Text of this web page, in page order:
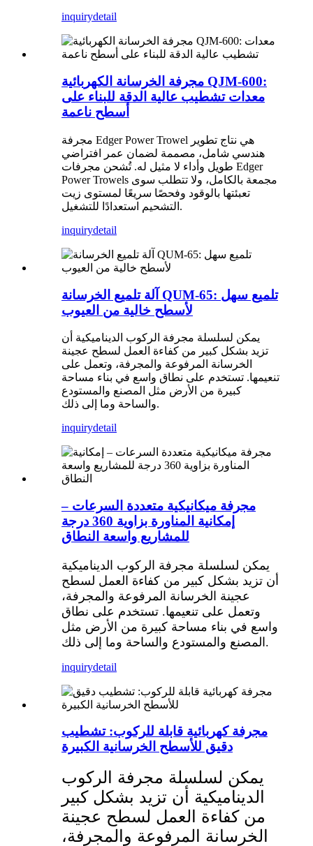
inquirydetail
مجرفة الخرسانة الكهربائية QJM-600:
معدات تشطيب عالية الدقة للبناء على
أسطح ناعمة
مجرفة Edger Power Trowel هي نتاج تطوير
هندسي شامل، مصممة لضمان عمر افتراضي
طويل وأداء لا مثيل له. تُشحن مجرفات Edger
Power Trowels مجمعة بالكامل، ولا تتطلب سوى
تعبئتها بالوقود وفحصًا سريعًا لمستوى زيت
التشحيم استعدادًا للتشغيل.
inquirydetail
آلة تلميع الخرسانة QUM-65: تلميع سهل
لأسطح خالية من العيوب
يمكن لسلسلة مجرفة الركوب الديناميكية أن
تزيد بشكل كبير من كفاءة العمل لسطح عجينة
الخرسانة المرفوعة والمجرفة، وتعمل على
تنعيمها. تستخدم على نطاق واسع في بناء مساحة
كبيرة من الأرض مثل المصنع والمستودع
والساحة وما إلى ذلك.
inquirydetail
مجرفة ميكانيكية متعددة السرعات –
إمكانية المناورة بزاوية 360 درجة
للمشاريع واسعة النطاق
يمكن لسلسلة مجرفة الركوب الديناميكية
أن تزيد بشكل كبير من كفاءة العمل لسطح
عجينة الخرسانة المرفوعة والمجرفة،
وتعمل على تنعيمها. تستخدم على نطاق
واسع في بناء مساحة كبيرة من الأرض مثل
المصنع والمستودع والساحة وما إلى ذلك.
inquirydetail
مجرفة كهربائية قابلة للركوب: تشطيب
دقيق للأسطح الخرسانية الكبيرة
يمكن لسلسلة مجرفة الركوب
الديناميكية أن تزيد بشكل كبير
من كفاءة العمل لسطح عجينة
الخرسانة المرفوعة والمجرفة،